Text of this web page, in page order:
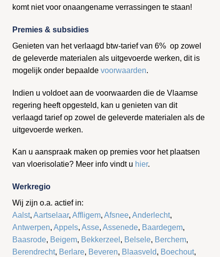
komt niet voor onaangename verrassingen te staan!
Premies & subsidies
Genieten van het verlaagd btw-tarief van 6% op zowel
de geleverde materialen als uitgevoerde werken, dit is
mogelijk onder bepaalde voorwaarden.
Indien u voldoet aan de voorwaarden die de Vlaamse
regering heeft opgesteld, kan u genieten van dit
verlaagd tarief op zowel de geleverde materialen als de
uitgevoerde werken.
Kan u aanspraak maken op premies voor het plaatsen
van vloerisolatie? Meer info vindt u hier.
Werkregio
Wij zijn o.a. actief in:
Aalst, Aartselaar, Affligem, Afsnee, Anderlecht,
Antwerpen, Appels, Asse, Assenede, Baardegem,
Baasrode, Beigem, Bekkerzeel , Belsele, Berchem,
Berendrecht, Berlare, Beveren, Blaasveld, Boechout,